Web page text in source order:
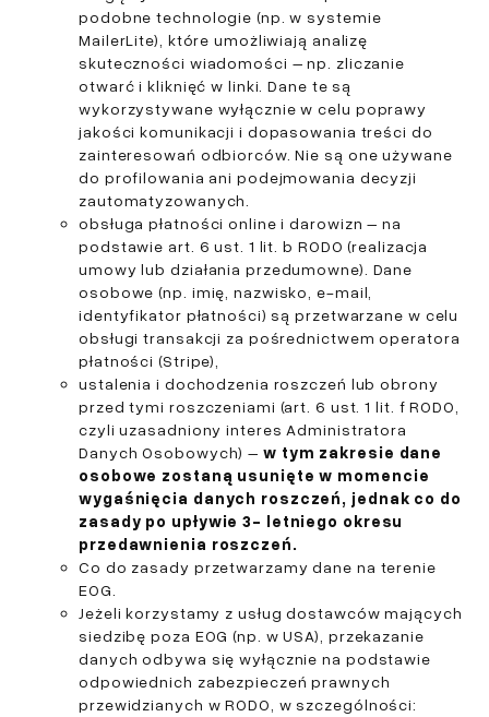
podobne technologie (np. w systemie
MailerLite), które umożliwiają analizę
skuteczności wiadomości – np. zliczanie
otwarć i kliknięć w linki. Dane te są
wykorzystywane wyłącznie w celu poprawy
jakości komunikacji i dopasowania treści do
zainteresowań odbiorców. Nie są one używane
do profilowania ani podejmowania decyzji
zautomatyzowanych.
obsługa płatności online i darowizn – na
podstawie art. 6 ust. 1 lit. b RODO (realizacja
umowy lub działania przedumowne). Dane
osobowe (np. imię, nazwisko, e-mail,
identyfikator płatności) są przetwarzane w celu
obsługi transakcji za pośrednictwem operatora
płatności (Stripe),
ustalenia i dochodzenia roszczeń lub obrony
przed tymi roszczeniami (art. 6 ust. 1 lit. f RODO,
czyli uzasadniony interes Administratora
Danych Osobowych) – w tym zakresie dane
osobowe zostaną usunięte w momencie
wygaśnięcia danych roszczeń, jednak co do
zasady po upływie 3- letniego okresu
przedawnienia roszczeń.
Co do zasady przetwarzamy dane na terenie
EOG.
Jeżeli korzystamy z usług dostawców mających
siedzibę poza EOG (np. w USA), przekazanie
danych odbywa się wyłącznie na podstawie
odpowiednich zabezpieczeń prawnych
przewidzianych w RODO, w szczególności: